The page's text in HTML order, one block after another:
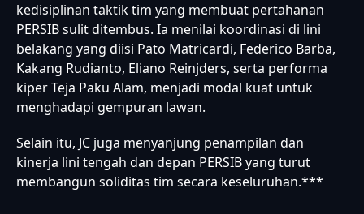
kedisiplinan taktik tim yang membuat pertahanan
PERSIB sulit ditembus. Ia menilai koordinasi di lini
belakang yang diisi Pato Matricardi, Federico Barba,
Kakang Rudianto, Eliano Reinjders, serta performa
kiper Teja Paku Alam, menjadi modal kuat untuk
menghadapi gempuran lawan.
Selain itu, JC juga menyanjung penampilan dan
kinerja lini tengah dan depan PERSIB yang turut
membangun soliditas tim secara keseluruhan.***